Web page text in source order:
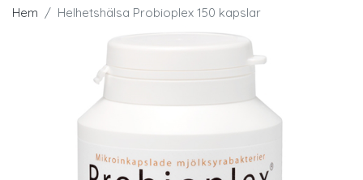
Hem Helhetshälsa Probioplex 150 kapslar